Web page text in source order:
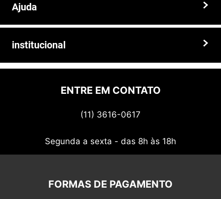
Somos a solução ideal para quem busca peças e acessórios agrícolas
Ajuda
Prazos e entregas
institucional
Quem somos
Politica de privacidadeENTRE EM CONTATO
(11) 3616-0617
Segunda a sexta - das 8h às 18h
FORMAS DE PAGAMENTO